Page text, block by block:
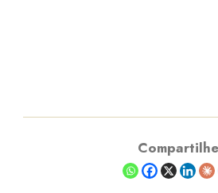
Compartilhe